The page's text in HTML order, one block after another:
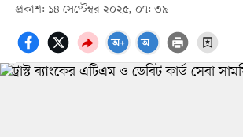
প্রকাশ: ১৪ সেপ্টেম্বর ২০২৫, ০৭: ৩৯